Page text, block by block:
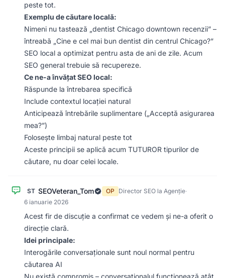
peste tot.
Exemplu de căutare locală:
Nimeni nu tastează „dentist Chicago downtown recenzii” –
întreabă „Cine e cel mai bun dentist din centrul Chicago?”
SEO local a optimizat pentru asta de ani de zile. Acum
SEO general trebuie să recupereze.
Ce ne-a învățat SEO local:
Răspunde la întrebarea specifică
Include contextul locației natural
Anticipează întrebările suplimentare („Acceptă asigurarea
mea?”)
Folosește limbaj natural peste tot
Aceste principii se aplică acum TUTUROR tipurilor de
căutare, nu doar celei locale.
ST SEOVeteran_Tom OP Director SEO la Agenție·
6 ianuarie 2026
Acest fir de discuție a confirmat ce vedem și ne-a oferit o
direcție clară.
Idei principale:
Interogările conversaționale sunt noul normal pentru
căutarea AI
Nu există compromis – conversaționalul funcționează atât